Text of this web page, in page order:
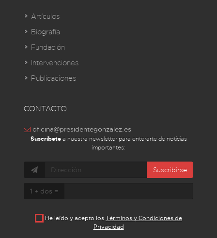
Artículos
Biografía
Fundación
Intervenciones
Publicaciones
CONTACTO
oficina@presidentegonzalez.es
Suscríbetea nuestra newsletter para enterarte de noticias
importantes:
Suscribirse
1 + dos =
He leído y acepto losTérminos y Condiciones de
Privacidad